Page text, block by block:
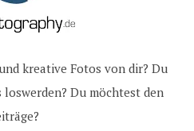
kreative Fotos von dir? Du
Du möchtest den